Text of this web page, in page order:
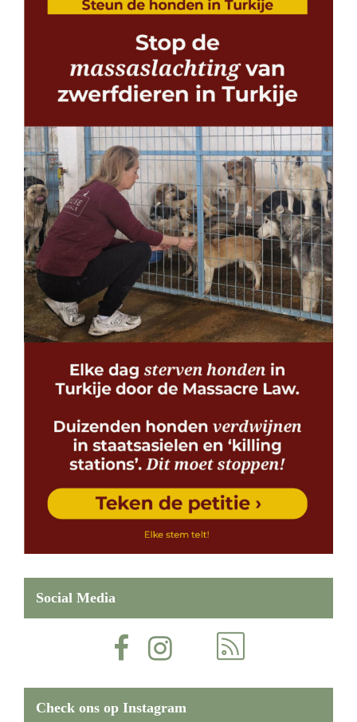
Social Media
Check ons op Instagram